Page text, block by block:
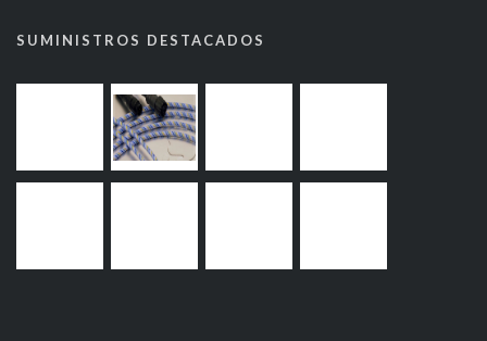
SUMINISTROS DESTACADOS